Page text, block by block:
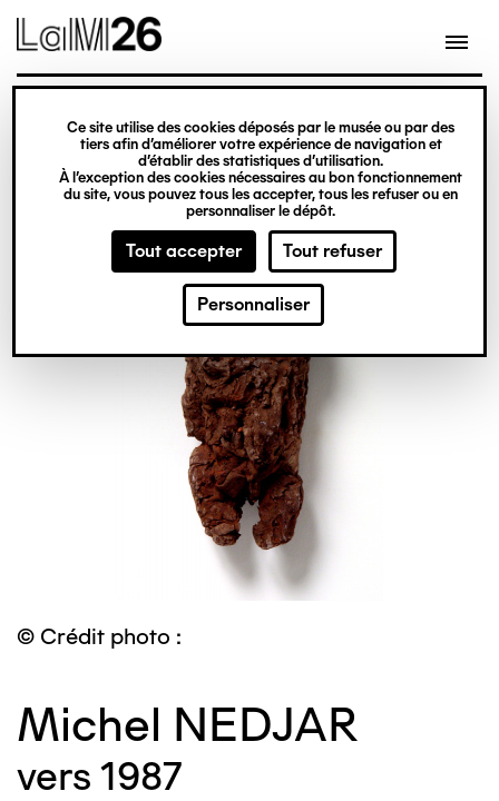
Gestion des cookies
Ce site utilise des cookies déposés par le musée ou par des
tiers afin d’améliorer votre expérience de navigation et
d’établir des statistiques d’utilisation.
À l’exception des cookies nécessaires au bon fonctionnement
du site, vous pouvez tous les accepter, tous les refuser ou en
personnaliser le dépôt.
Tout accepter Tout refuser
Personnaliser
contenu
© Crédit photo :
Michel NEDJAR
vers 1987